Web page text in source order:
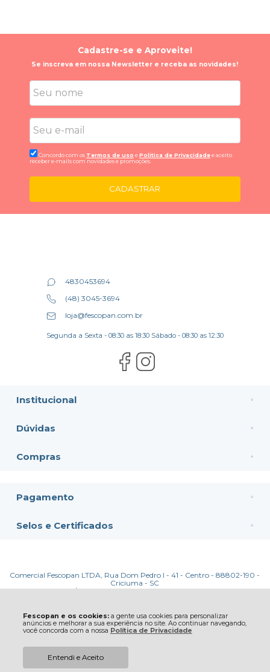
Fescopan e os cookies:a gente usa cookies para personalizar
anúncios e melhorar a sua experiência no site. Ao continuar navegando,
você concorda com a nossa Política de Privacidade
Entendi e Aceito
Cadastre-se e Aproveite!
Se inscreva em nossa Newsletter e receba as novidades!
Concordo com os Termos de uso ePolitica de Privacidadee aceito
receber e-mails com novidades e promoções.
CADASTRAR
Institucional
Dúvidas
Compras
4830453694
(48) 3045-3694
loja@fescopan.com.br
Segunda a Sexta - 08:30 as 18:30 Sábado - 08:30 as 12:30
Pagamento
Selos e Certificados
Comercial Fescopan LTDA, Rua Dom Pedro I - 41 - Centro - 88802-190 -
Criciuma - SC
CNPJ: 05.209.927/0001-50 | © Todos os direitos reservados - Fescopan -
R$ 37,90